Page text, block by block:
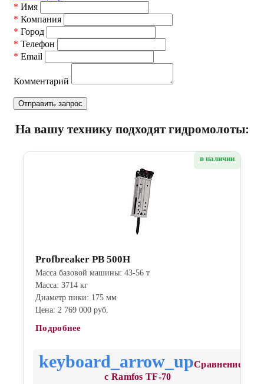
* Имя
* Компания
* Город
* Телефон
* Email
Комментарий
На вашу технику подходят гидромолоты:
в наличии
Profbreaker PB 500H
Масса базовой машины: 43-56 т
Масса: 3714 кг
Диаметр пики: 175 мм
Цена: 2 769 000 руб.
Подробнее
Сравнение
с Ramfos TF-70